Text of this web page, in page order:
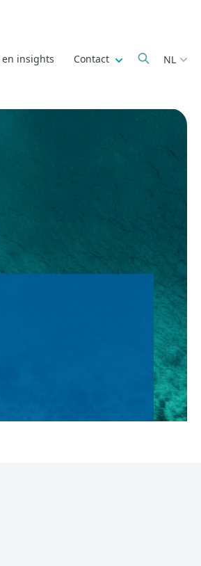
en insights Contact Show submenu
NL